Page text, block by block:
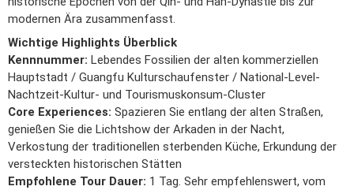
modernen Ära zusammenfasst.
Wichtige Highlights Überblick
Kennnummer: Lebendes Fossilien der alten kommerziellen
Hauptstadt / Guangfu Kulturschaufenster / National-Level-
Nachtzeit-Kultur- und Tourismuskonsum-Cluster
Core Experiences: Spazieren Sie entlang der alten Straßen,
genießen Sie die Lichtshow der Arkaden in der Nacht,
Verkostung der traditionellen sterbenden Küche, Erkundung der
versteckten historischen Stätten
Empfohlene Tour Dauer: 1 Tag. Sehr empfehlenswert, vom